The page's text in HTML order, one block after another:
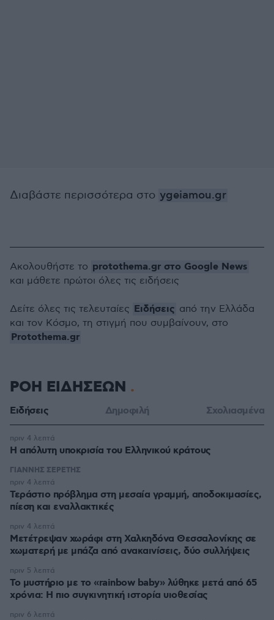
Διαβάστε περισσότερα στο ygeiamou.gr
Ακολουθήστε το protothema.gr στο Google News
και μάθετε πρώτοι όλες τις ειδήσεις
Δείτε όλες τις τελευταίες Ειδήσεις από την Ελλάδα
και τον Κόσμο, τη στιγμή που συμβαίνουν, στο
Protothema.gr
ΡΟΗ ΕΙΔΗΣΕΩΝ
Ειδήσεις Δημοφιλή Σχολιασμένα
Η απόλυτη υποκρισία του Ελληνικού κράτους
πριν 4 λεπτά
ΓΙΑΝΝΗΣ ΣΕΡΕΤΗΣ
Τεράστιο πρόβλημα στη μεσαία γραμμή, αποδοκιμασίες,
πίεση και εναλλακτικές
πριν 4 λεπτά
Μετέτρεψαν χωράφι στη Χαλκηδόνα Θεσσαλονίκης σε
χωματερή με μπάζα από ανακαινίσεις, δύο συλλήψεις
πριν 4 λεπτά
Το μυστήριο με το «rainbow baby» λύθηκε μετά από 65
χρόνια: Η πιο συγκινητική ιστορία υιοθεσίας
πριν 5 λεπτά
πριν 6 λεπτά